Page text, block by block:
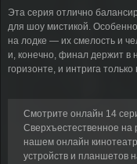
Эта серия отлично
для шоу мистикой.
на лодке — их смелость и
и, конечно, финал держит в
горизонте, и интрига только
Смотрите онлайн 14
Сверхъестественное на
нашем онлайн
устройств и планшетов